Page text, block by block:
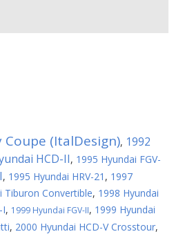
(ItalDesign), 1992
HCD-II, 1995 Hyundai FGV-
, 1995 Hyundai HRV-21 , 1997
Tiburon Convertible, 1998 Hyundai
I, 1999 Hyundai FGV-II, 1999 Hyundai
, 2000 Hyundai HCD-V Crosstour,